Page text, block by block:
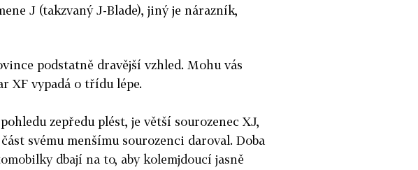
J (takzvaný J-Blade), jiný je nárazník,
podstatně dravější vzhled. Mohu vás
XF vypadá o třídu lépe.
zepředu plést, je větší sourozenec XJ,
svému menšímu sourozenci daroval. Doba
dbají na to, aby kolemjdoucí jasně